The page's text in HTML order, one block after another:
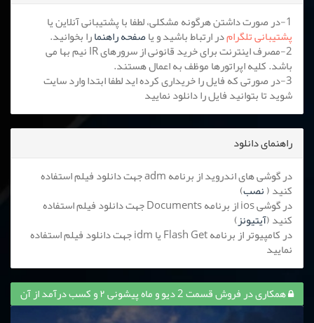
1-در صورت داشتن هرگونه مشکلی، لطفا با پشتیبانی آنلاین یا
پشتیبانی تلگرامدر ارتباط باشید و یاصفحه راهنمارا بخوانید.
2-مصرف اینترنت برای خرید قانونی از سرورهای IR نیم بها می
باشد. کلیه اپراتورها موظف به اعمال هستند.
3-در صورتی که فایل را خریداری کرده اید لطفا ابتدا وارد سایت
شوید تا بتوانید فایل را دانلود نمایید
راهنمای دانلود
در گوشی های اندروید از برنامه adm جهت دانلود فیلم استفاده
کنید (نصب)
در گوشی ios از برنامه Documents جهت دانلود فیلم استفاده
کنید (آیتیونز)
در کامپیوتر از برنامه Flash Get یا idm جهت دانلود فیلم استفاده
نمایید
همکاری در فروش قسمت 2 دیو و ماه پیشونی ۲ و کسب درآمد از آن